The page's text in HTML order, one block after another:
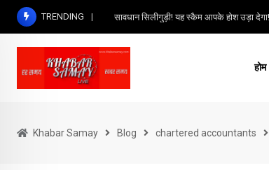
Skip
content
TRENDING सावधान सिलीगुड़ी! यह स्कैम आपके होश उड़ा देगा!
होम
Khabar Samay Blog chartered accountants